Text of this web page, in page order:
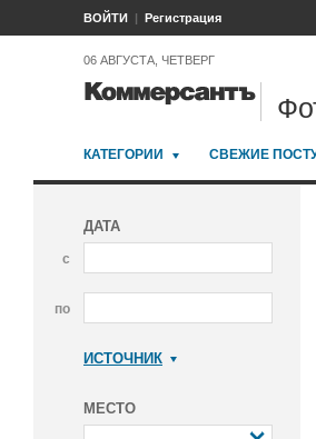
ВОЙТИ Регистрация
06 АВГУСТА, ЧЕТВЕРГ
КАТЕГОРИИ СВЕЖИЕ
ДАТА
с
по
ИСТОЧНИК
МЕСТО